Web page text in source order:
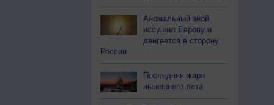
Аномальный зной
иссушил Европу и
двигается в сторону
России
Последняя жара
нынешнего лета